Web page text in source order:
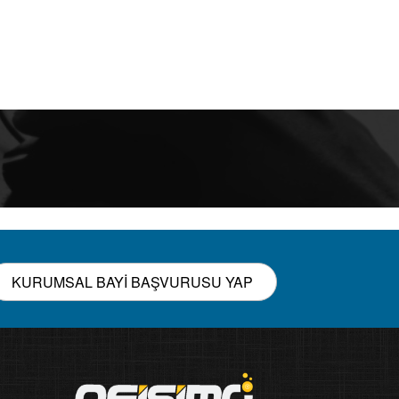
KURUMSAL BAYİ BAŞVURUSU YAP